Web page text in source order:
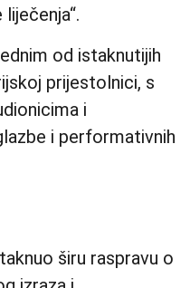
od istaknutijih
prijestolnici, s
i
i performativnih
širu raspravu o